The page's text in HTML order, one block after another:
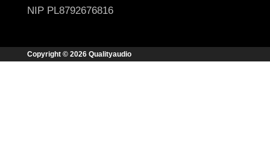
NIP PL8792676816
Copyright © 2026 Qualityaudio